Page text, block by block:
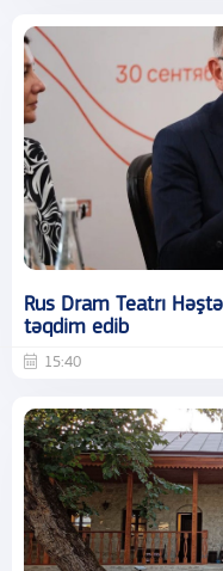
Rus Dram Teatrı
təqdim edib
15:40